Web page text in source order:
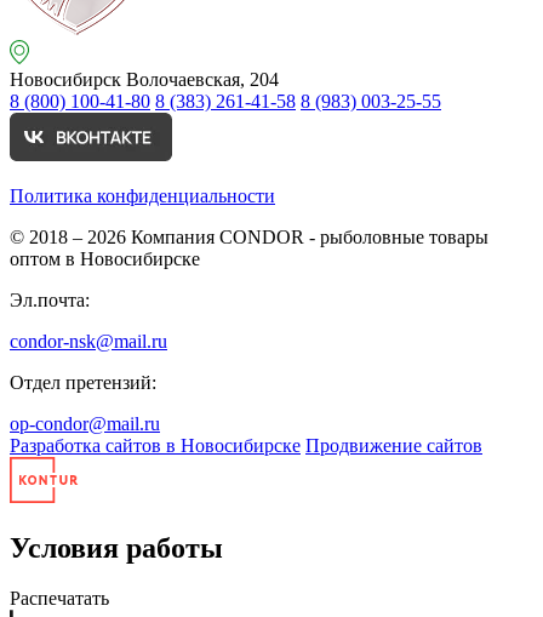
Новосибирск Волочаевская, 204
8 (800) 100-41-80 8 (383) 261-41-58 8 (983) 003-25-55
Политика конфиденциальности
© 2018 – 2026 Компания CONDOR - рыболовные товары
оптом в Новосибирске
Эл.почта:
condor-nsk@mail.ru
Отдел претензий:
op-condor@mail.ru
Разработка сайтов в Новосибирске Продвижение сайтов
Условия работы
Распечатать